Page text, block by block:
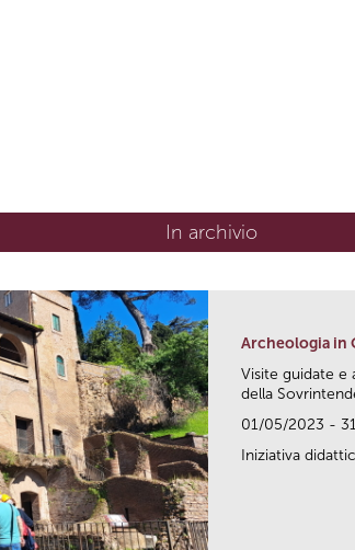
In archivio
Archeologia in
Visite guidate
della
01/05/2023 -
Iniziativa